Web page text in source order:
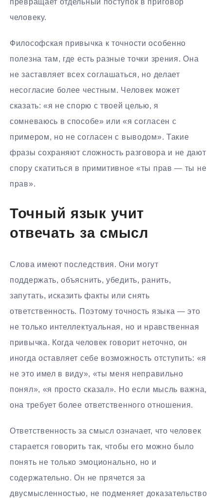
превращает отдельный поступок в приговор
человеку.
Философская привычка к точности особенно
полезна там, где есть разные точки зрения. Она
не заставляет всех соглашаться, но делает
несогласие более честным. Человек может
сказать: «я не спорю с твоей целью, я
сомневаюсь в способе» или «я согласен с
примером, но не согласен с выводом». Такие
фразы сохраняют сложность разговора и не дают
спору скатиться в примитивное «ты прав — ты не
прав».
Точный язык учит
отвечать за смысл
Слова имеют последствия. Они могут
поддержать, объяснить, убедить, ранить,
запутать, исказить факты или снять
ответственность. Поэтому точность языка — это
не только интеллектуальная, но и нравственная
привычка. Когда человек говорит неточно, он
иногда оставляет себе возможность отступить: «я
не это имел в виду», «ты меня неправильно
понял», «я просто сказал». Но если мысль важна,
она требует более ответственного отношения.
Ответственность за смысл означает, что человек
старается говорить так, чтобы его можно было
понять не только эмоционально, но и
содержательно. Он не прячется за
двусмысленностью, не подменяет доказательство